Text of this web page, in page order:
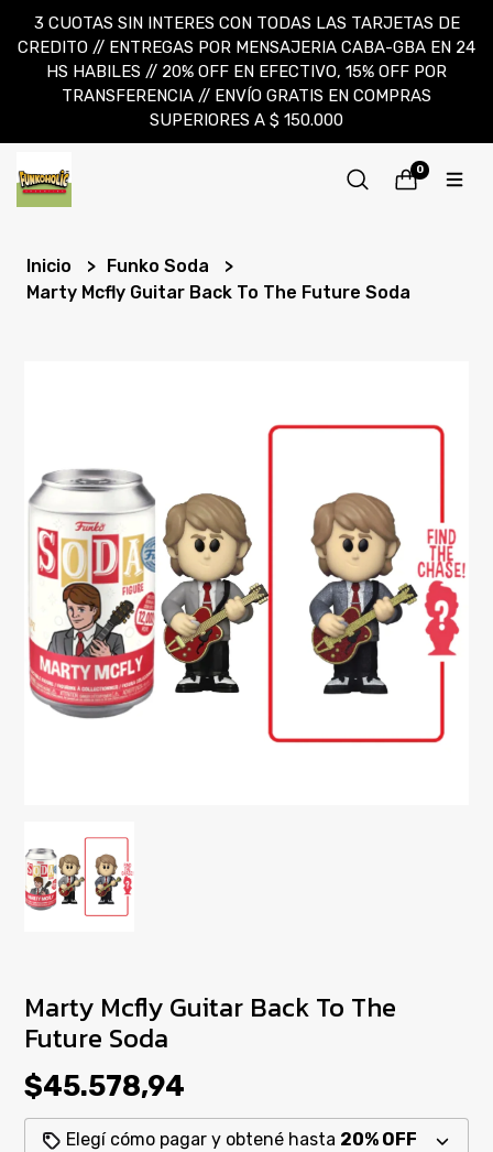
3 CUOTAS SIN INTERES CON TODAS LAS TARJETAS DE
CREDITO // ENTREGAS POR MENSAJERIA CABA-GBA EN 24
HS HABILES // 20% OFF EN EFECTIVO, 15% OFF POR
TRANSFERENCIA // ENVÍO GRATIS EN COMPRAS
SUPERIORES A $ 150.000
0
Inicio
Funko Soda
Marty Mcfly Guitar Back To The Future Soda
Marty Mcfly Guitar Back To The
Future Soda
$45.578,94
Elegí cómo pagar y obtené hasta 20% OFF